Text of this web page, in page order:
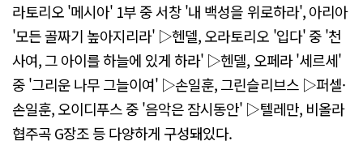
라토리오 '메시아' 1부 중 서창 '내 백성을 위로하라', 아리아
'모든 골짜기 높아지리라' ▷헨델, 오라토리오 '입다' 중 '천
사여, 그 아이를 하늘에 있게 하라' ▷헨델, 오페라 '세르세'
중 '그리운 나무 그늘이여' ▷손일훈, 그린슬리브스 ▷퍼셀·
손일훈, 오이디푸스 중 '음악은 잠시동안' ▷텔레만, 비올라
협주곡 G장조 등 다양하게 구성돼있다.